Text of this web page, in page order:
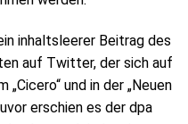
inhaltsleerer Beitrag des
auf Twitter, der sich auf
und in der „Neuen
erschien es der dpa